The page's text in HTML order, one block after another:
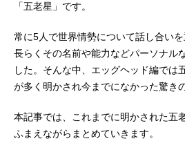
「五老星」です。
常に5人で世界情勢について話し合いを
長らくその名前や能力などパーソナル
した。そんな中、エッグヘッド編では
が多く明かされ今までになかった驚き
本記事では、これまでに明かされた五
ふまえながらまとめていきます。